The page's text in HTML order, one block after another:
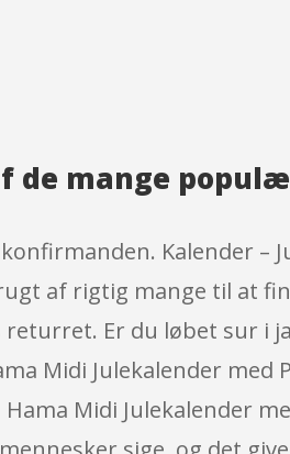
de mange
Kalender –
af rigtig mange til at
returret. Er du løbet sur i
Midi Julekalender med
Midi Julekalender